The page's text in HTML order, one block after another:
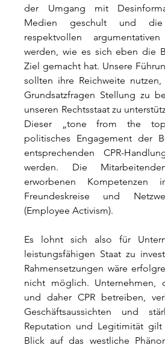
der Umgang mit
Medien geschult und
respektvollen
werden, wie es sich eben die
Ziel gemacht hat. Unsere
sollten ihre Reichweite
Grundsatzfragen Stellung zu
unseren Rechtsstaat zu
Dieser „tone from the
politisches Engagement der
entsprechenden CPR-
werden. Die
erworbenen Kompetenzen
Freundeskreise und
(Employee Activism).
Es lohnt sich also für
leistungsfähigen Staat zu
Rahmensetzungen wäre
nicht möglich. Unternehmen,
und daher CPR betreiben,
Geschäftsaussichten und
Reputation und Legitimität
Blick auf das westliche